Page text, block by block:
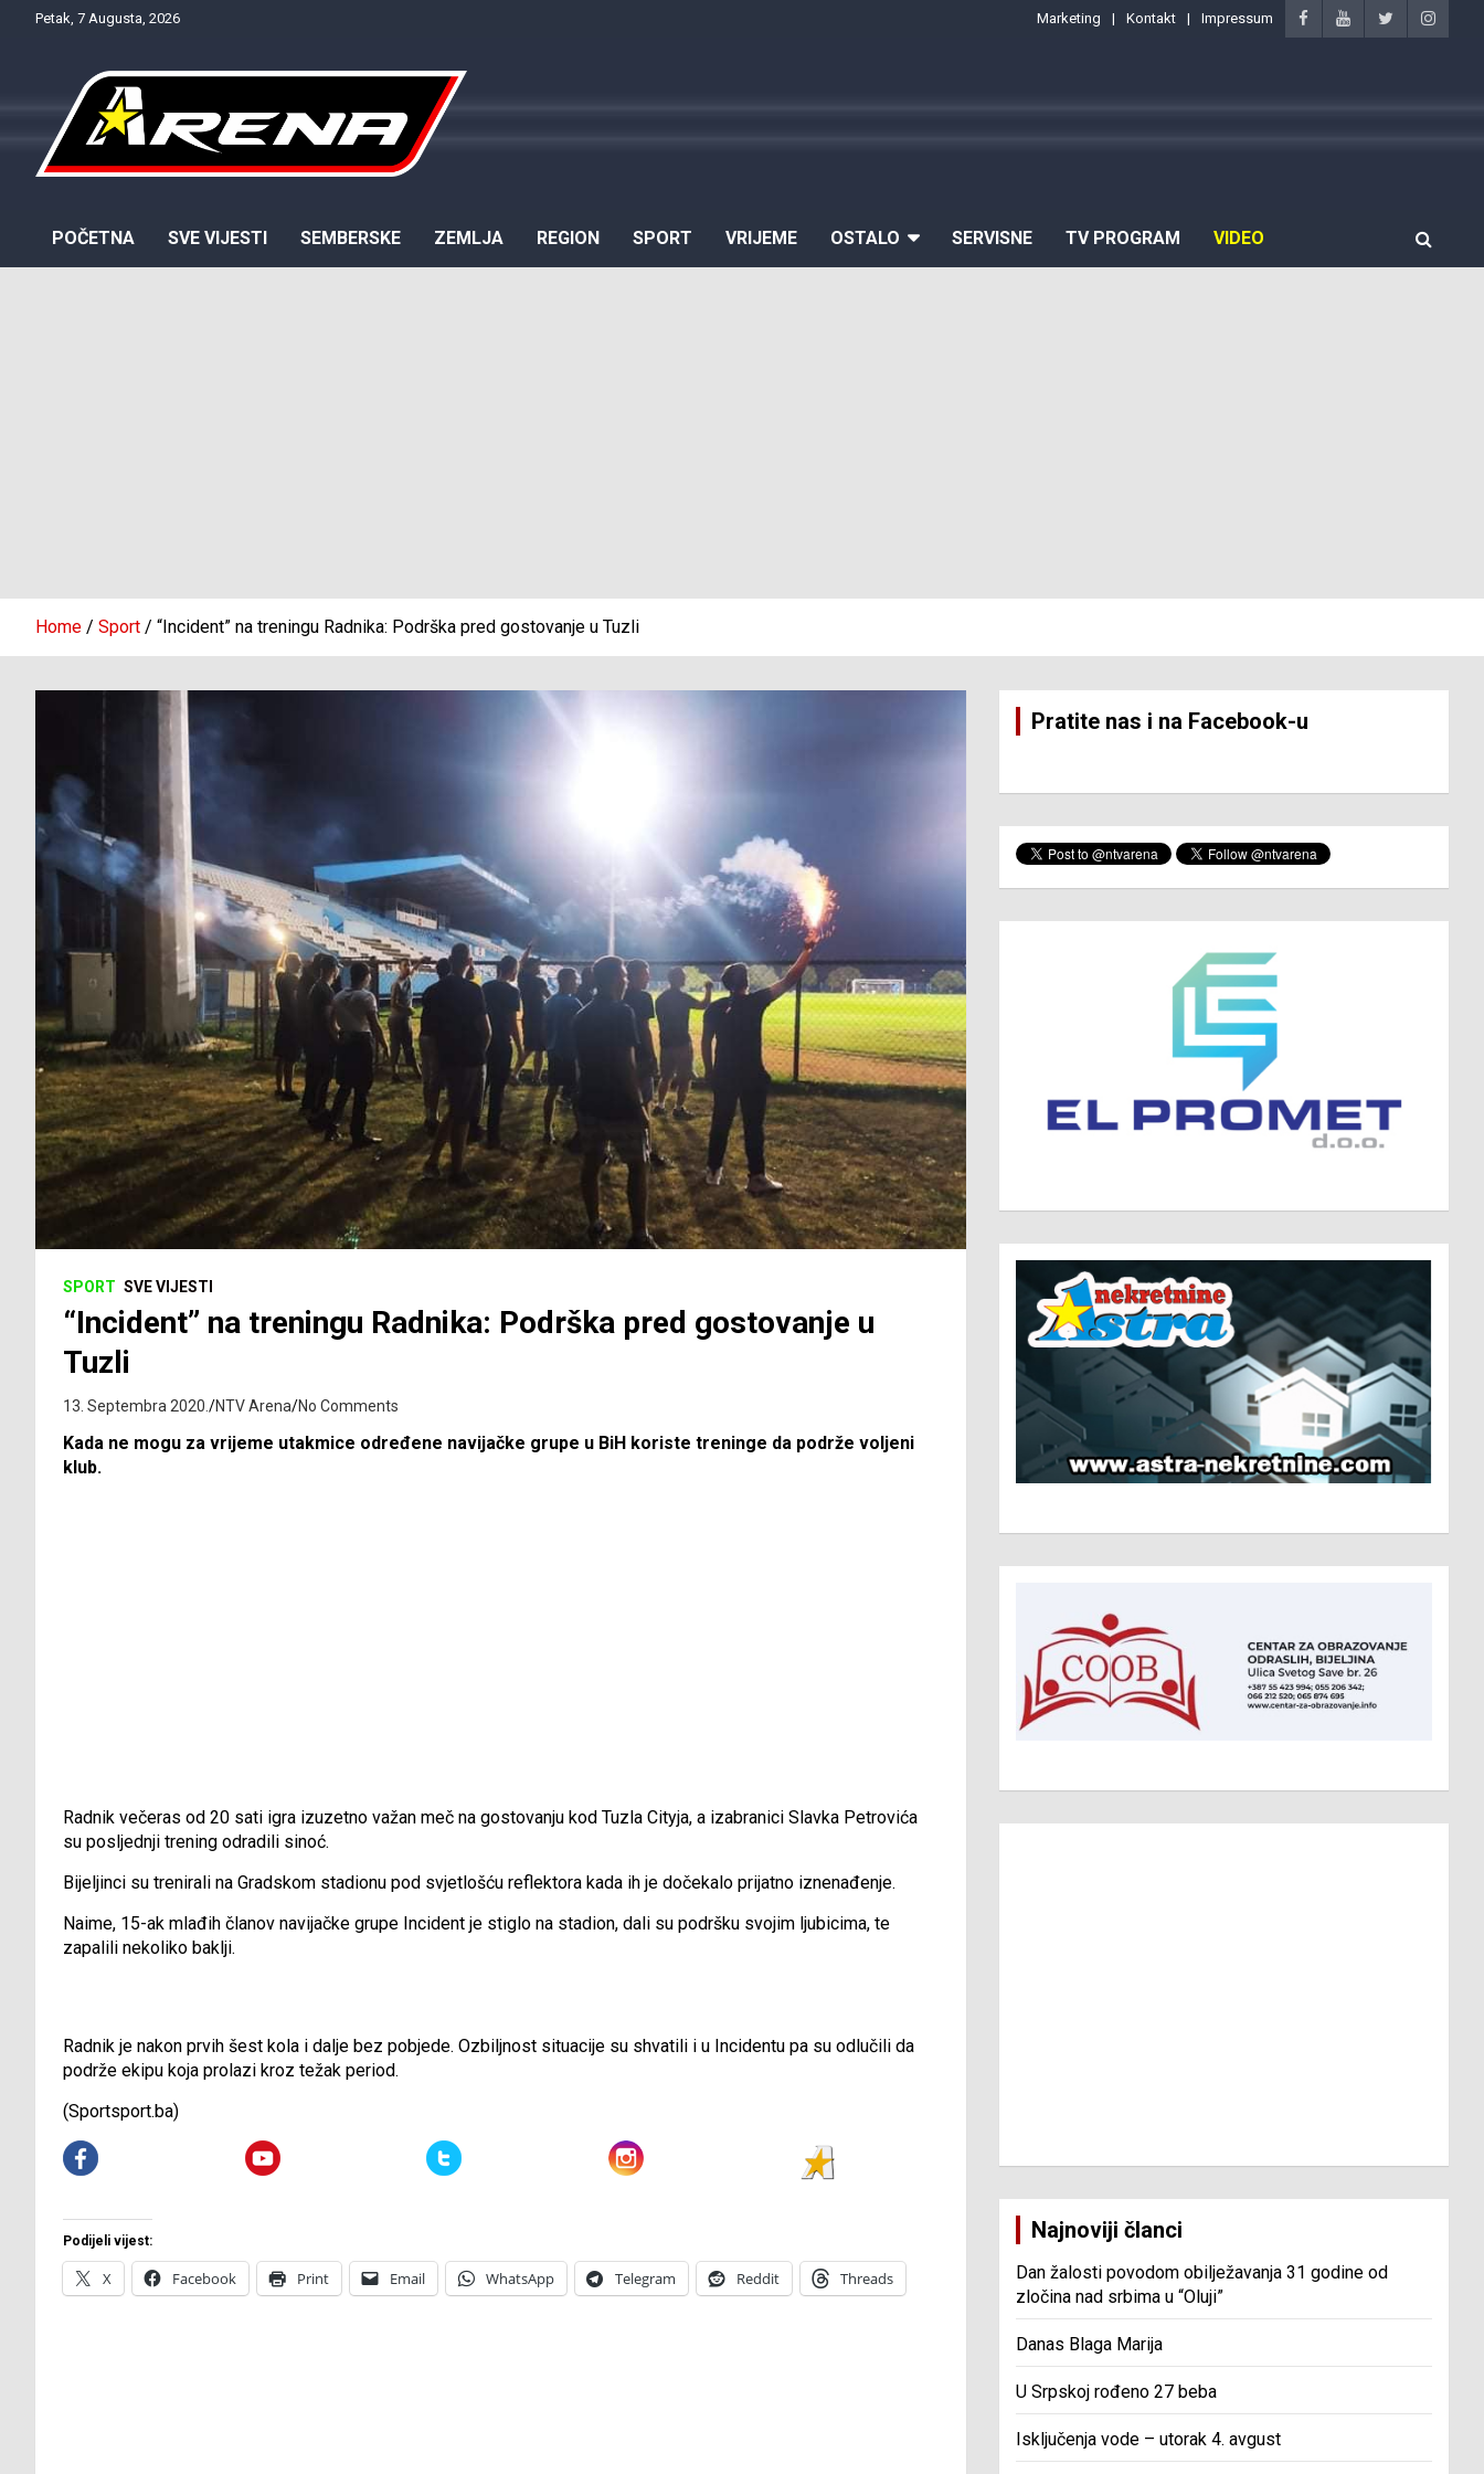
Petak, 7 Augusta, 2026 Marketing Kontakt Impressum
POČETNA SVE VIJESTI SEMBERSKE ZEMLJA REGION SPORT VRIJEME OSTALO SERVISNE TV PROGRAM VIDEO
Home Sport “Incident” na treningu Radnika: Podrška pred gostovanje u Tuzli
SPORT SVE VIJESTI
“Incident” na treningu Radnika: Podrška pred gostovanje u
Tuzli
13. Septembra 2020. NTV Arena No Comments
Kada ne mogu za vrijeme utakmice određene navijačke grupe u BiH koriste treninge da podrže voljeni
klub.
Radnik večeras od 20 sati igra izuzetno važan meč na gostovanju kod Tuzla Cityja, a izabranici Slavka Petrovića
su posljednji trening odradili sinoć.
Bijeljinci su trenirali na Gradskom stadionu pod svjetlošću reflektora kada ih je dočekalo prijatno iznenađenje.
Naime, 15-ak mlađih članov navijačke grupe Incident je stiglo na stadion, dali su podršku svojim ljubicima, te
zapalili nekoliko baklji.
Radnik je nakon prvih šest kola i dalje bez pobjede. Ozbiljnost situacije su shvatili i u Incidentu pa su odlučili da
podrže ekipu koja prolazi kroz težak period.
(Sportsport.ba)
Podijeli vijest:
X Facebook Print Email WhatsApp Telegram Reddit Threads
Pratite nas i na Facebook-u
Najnoviji članci
Dan žalosti povodom obilježavanja 31 godine od
zločina nad srbima u “Oluji”
Danas Blaga Marija
U Srpskoj rođeno 27 beba
Isključenja vode – utorak 4. avgust